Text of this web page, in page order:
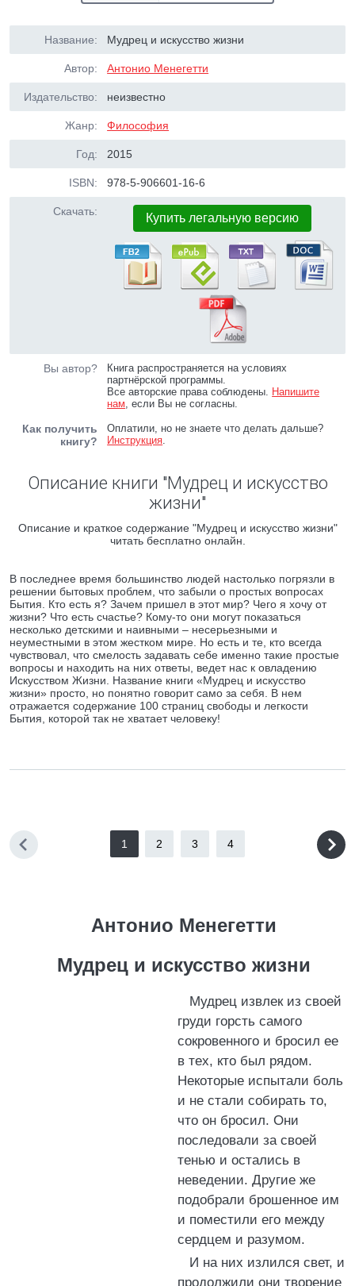
Название: Мудрец и искусство жизни
Автор: Антонио Менегетти
Издательство: неизвестно
Жанр: Философия
Год: 2015
ISBN: 978-5-906601-16-6
Скачать: Купить легальную версию
Вы автор?
Книга распространяется на условиях
партнёрской программы.
Все авторские права соблюдены. Напишите
нам, если Вы не согласны.
Как получить
книгу?
Оплатили, но не знаете что делать дальше?
Инструкция.
Описание книги "Мудрец и искусство
жизни"
Описание и краткое содержание "Мудрец и искусство жизни"
читать бесплатно онлайн.
В последнее время большинство людей настолько погрязли в
решении бытовых проблем, что забыли о простых вопросах
Бытия. Кто есть я? Зачем пришел в этот мир? Чего я хочу от
жизни? Что есть счастье? Кому-то они могут показаться
несколько детскими и наивными – несерьезными и
неуместными в этом жестком мире. Но есть и те, кто всегда
чувствовал, что смелость задавать себе именно такие простые
вопросы и находить на них ответы, ведет нас к овладению
Искусством Жизни. Название книги «Мудрец и искусство
жизни» просто, но понятно говорит само за себя. В нем
отражается содержание 100 страниц свободы и легкости
Бытия, которой так не хватает человеку!
1 2 3 4
Антонио Менегетти
Мудрец и искусство жизни
Мудрец извлек из своей
груди горсть самого
сокровенного и бросил ее
в тех, кто был рядом.
Некоторые испытали боль
и не стали собирать то,
что он бросил. Они
последовали за своей
тенью и остались в
неведении. Другие же
подобрали брошенное им
и поместили его между
сердцем и разумом.
И на них излился свет, и
продолжили они творение